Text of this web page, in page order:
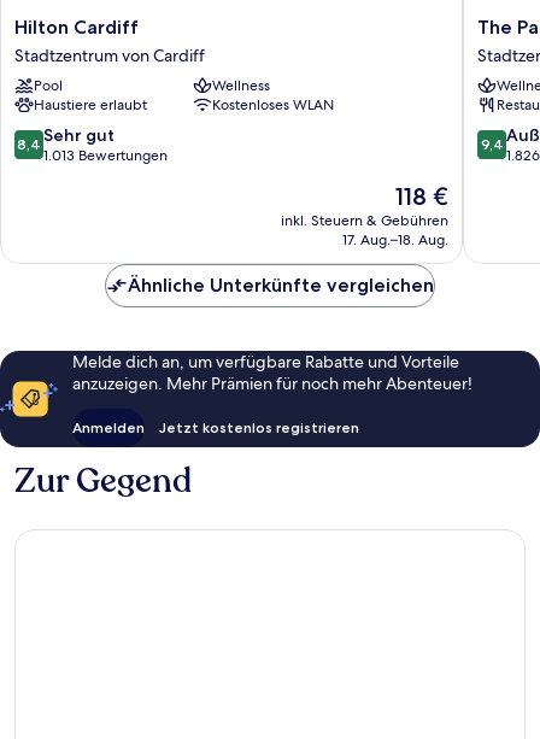
Hilton
Cardiff
Stadtzentrum
von
Cardiff
Hilton Cardiff
Stadtzentrum von Cardiff
Pool
Wellness
Haustiere erlaubt
Kostenloses WLAN
8.4
von
Bewertungen
8,4 Sehr gut
1.013 Bewertungen
Der
Preis
beträgt
118 €
inkl. Steuern & Gebühren
17. Aug.–18. Aug.
The
Hotel
von
Cardiff
The
9.4
von
9,4
Ähnliche Unterkünfte vergleichen
Melde dich an, um verfügbare Rabatte und Vorteile
anzuzeigen. Mehr Prämien für noch mehr Abenteuer!
Anmelden Jetzt kostenlos registrieren
Zur Gegend